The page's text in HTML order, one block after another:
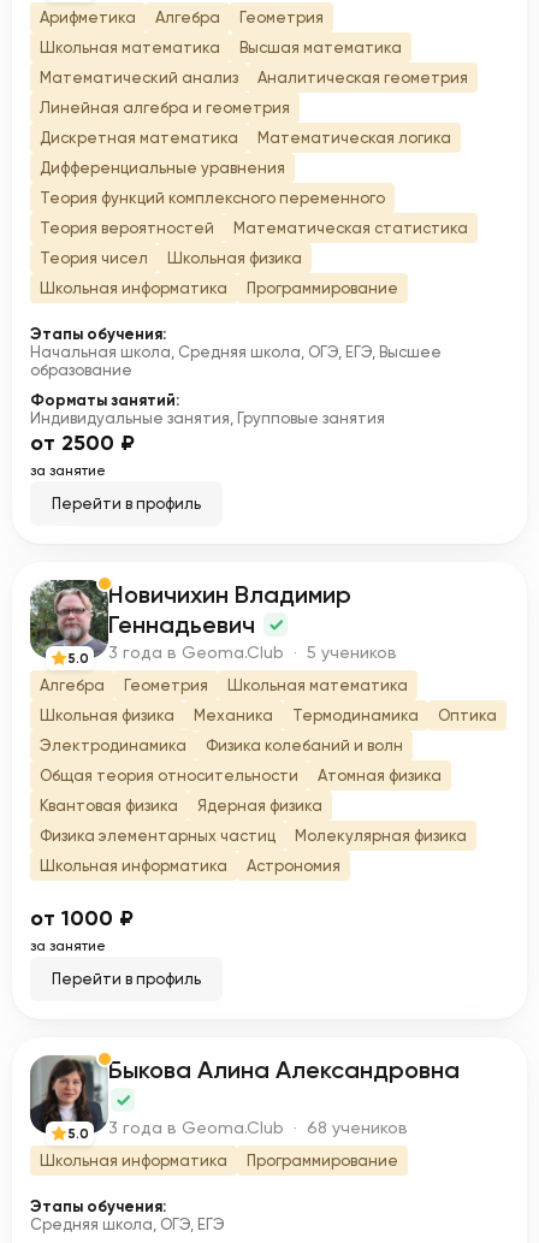
Арифметика Алгебра
Геометрия
Школьная математика
Высшая математика
Математический анализ
Аналитическая геометрия
Линейная алгебра и геометрия
Дискретная математика
Математическая логика
Дифференциальные уравнения
Теория функций комплексного переменного
Теория вероятностей
Математическая статистика
Теория чисел
Школьная физика
Школьная информатика
Программирование
Этапы обучения:
Начальная школа, Средняя школа, ОГЭ, ЕГЭ, Высшее
образование
Форматы занятий:
Индивидуальные занятия, Групповые занятия
от 2500 ₽
за занятие
Перейти в профиль
Н
5.0
Новичихин Владимир
Геннадьевич
3 года в Geoma.Club · 5 учеников
Алгебра Геометрия
Школьная математика
Школьная физика
Механика Термодинамика
Оптика
Электродинамика
Физика колебаний и волн
Общая теория относительности
Атомная физика
Квантовая физика
Ядерная физика
Физика элементарных частиц
Молекулярная физика
Школьная информатика
Астрономия
от 1000 ₽
за занятие
Перейти в профиль
Б
5.0
Быкова Алина Александровна
3 года в Geoma.Club · 68 учеников
Школьная информатика Программирование
Этапы обучения:
Средняя школа, ОГЭ, ЕГЭ